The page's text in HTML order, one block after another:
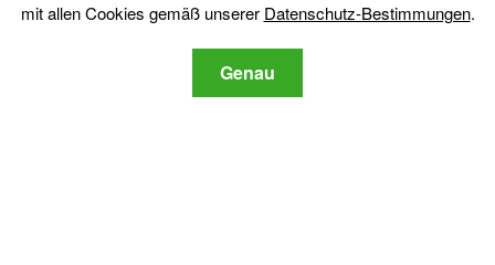
mit allen Cookies gemäß unserer Datenschutz-Bestimmungen.
Genau